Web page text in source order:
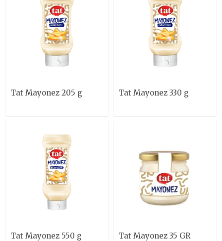
Tat Mayonez 205 g Tat Mayonez 330 g
Tat Mayonez 550 g Tat Mayonez 35 GR